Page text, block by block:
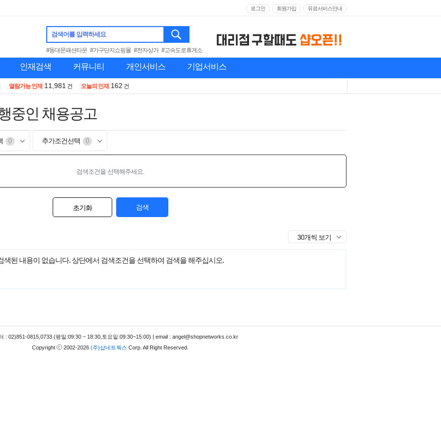
로그인 회원가입 유료서비스안내
검색어를 입력하세요
#동대문패션타운 #가구단지쇼핑몰 #전자상가 #고속도로휴게소
인재검색 커뮤니티 개인서비스 기업서비스
열람가능 인재 11,981 건 오늘의 인재 162 건
중인 채용공고
0 추가조건선택 0
검색조건을 선택해주세요.
초기화 검색
30개씩 보기
색된 내용이 없습니다. 상단에서 검색조건을 선택하여 검색을 해주십시오.
: 02)851-0815,0733 (평일:09:30 ~ 18:30,토요일:09:30~15:00) | email : angel@shopnetworks.co.kr
Copyright
2002-2026 (주)샵네트웍스 Corp. All Right Reserved.